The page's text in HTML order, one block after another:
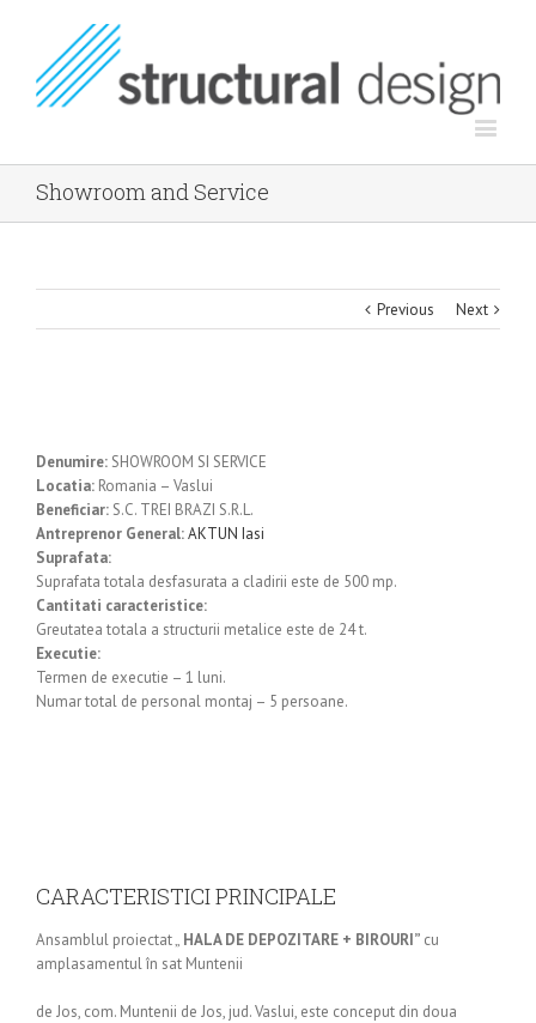
Showroom and Service
Previous Next
Denumire: SHOWROOM SI SERVICE
Locatia: Romania – Vaslui
Beneficiar: S.C. TREI BRAZI S.R.L.
Antreprenor General:AKTUN Iasi
Suprafata:
Suprafata totala desfasurata a cladirii este de 500 mp.
Cantitati caracteristice:
Greutatea totala a structurii metalice este de 24 t.
Executie:
Termen de executie – 1 luni.
Numar total de personal montaj – 5 persoane.
CARACTERISTICI PRINCIPALE
Ansamblul proiectat „ HALA DE DEPOZITARE + BIROURI” cu
amplasamentul în sat Muntenii
de Jos, com. Muntenii de Jos, jud. Vaslui, este conceput din doua